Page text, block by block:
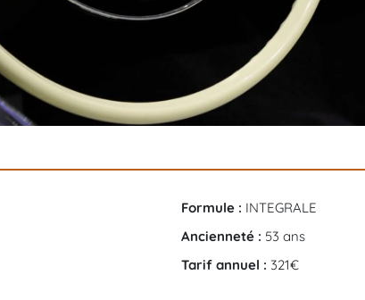
Formule : INTEGRALE
Ancienneté : 53 ans
Tarif annuel : 321€